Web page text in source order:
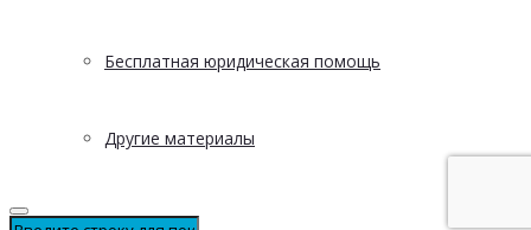
Бесплатная юридическая помощь
Другие материалы